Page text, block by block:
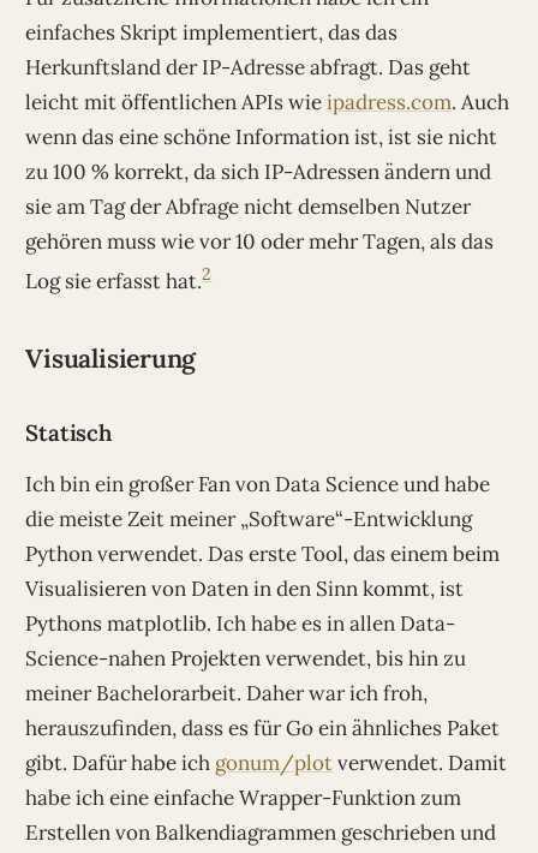
einfaches Skript implementiert, das das
Herkunftsland der IP-Adresse abfragt. Das geht
leicht mit öffentlichen APIs wieipadress.com. Auch
wenn das eine schöne Information ist, ist sie nicht
zu 100 % korrekt, da sich IP-Adressen ändern und
sie am Tag der Abfrage nicht demselben Nutzer
gehören muss wie vor 10 oder mehr Tagen, als das
Log sie erfasst hat.2
Visualisierung
Statisch
Ich bin ein großer Fan von Data Science und habe
die meiste Zeit meiner „Software“-Entwicklung
Python verwendet. Das erste Tool, das einem beim
Visualisieren von Daten in den Sinn kommt, ist
Pythons matplotlib. Ich habe es in allen Data-
Science-nahen Projekten verwendet, bis hin zu
meiner Bachelorarbeit. Daher war ich froh,
herauszufinden, dass es für Go ein ähnliches Paket
gibt. Dafür habe ich gonum/plotverwendet. Damit
habe ich eine einfache Wrapper-Funktion zum
Erstellen von Balkendiagrammen geschrieben und